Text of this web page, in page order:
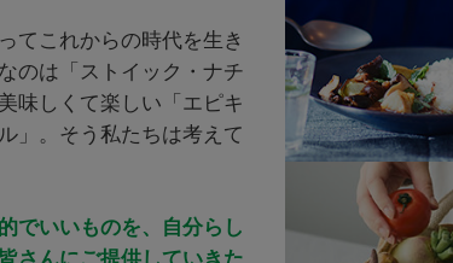
てこれからの時代を生き
のは「ストイック・ナチ
味しくて楽しい「エピキ
」。そう私たちは考えて
でいいものを、自分らし